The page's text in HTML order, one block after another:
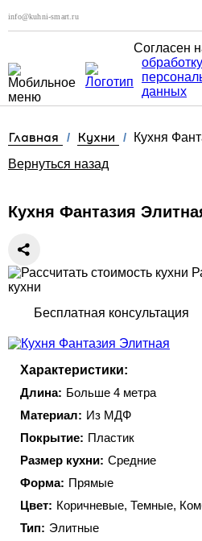
info@kuhni-smart.ru
Согласен
обработку
данных
Главная / Кухни /
Кухня
Вернуться назад
Кухня Фантазия
кухни
Бесплатная консультация
Характеристики:
Длина: Больше 4 метра
Материал: Из МДФ
Покрытие: Пластик
Размер кухни: Средние
Форма: Прямые
Цвет: Коричневые, Темные,
Тип: Элитные